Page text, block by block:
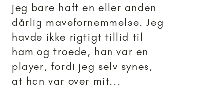
jeg bare haft en eller anden
dårlig mavefornemmelse. Jeg
havde ikke rigtigt tillid til
ham og troede, han var en
player, fordi jeg selv synes,
at han var over mit...